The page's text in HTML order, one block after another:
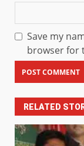
Save my
browser for
RELATED